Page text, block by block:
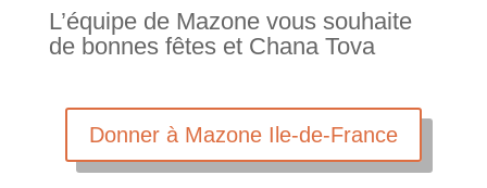
L’équipe de Mazone vous souhaite
de bonnes fêtes et Chana Tova
Donner à Mazone Ile-de-France